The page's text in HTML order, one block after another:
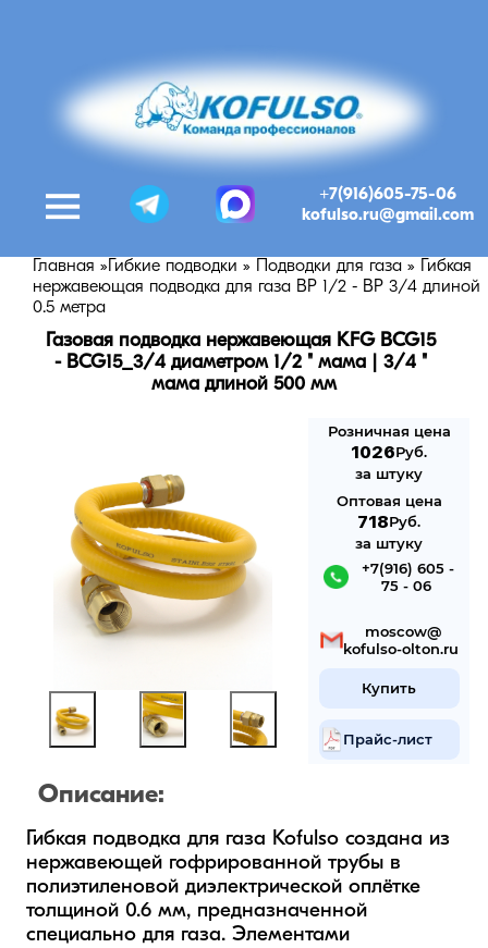
+7(916)605-75-06
kofulso.ru@gmail.com
Главная »Гибкие подводки » Подводки для газа » Гибкая
нержавеющая подводка для газа ВР 1/2 - ВР 3/4 длиной
0.5 метра
Газовая подводка нержавеющая KFG BCG15
- BCG15_3/4 диаметром 1/2 " мама | 3/4 "
мама длиной 500 мм
Розничная цена
1026Руб.
за штуку
Оптовая цена
718Руб.
за штуку
+7(916) 605 -
75 - 06
mosсow@
kofulso-olton.ru
Купить
Прайс-лист
Описание:
Гибкая подводка для газа Kofulso создана из
нержавеющей гофрированной трубы в
полиэтиленовой диэлектрической оплётке
толщиной 0.6 мм, предназначенной
специально для газа. Элементами